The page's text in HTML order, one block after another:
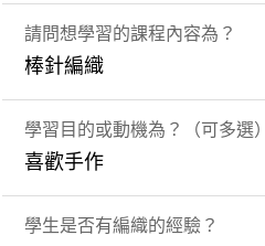
請問想學習的課程內容為？
棒針編織
學習目的或動機為？（可多選）
喜歡手作
學生是否有編織的經驗？